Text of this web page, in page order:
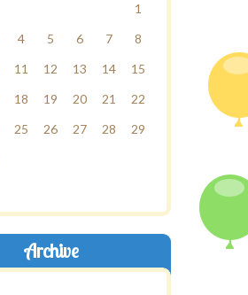
1
4 5 6 7
8
11 12 13 14
15
18 19 20 21
22
25 26 27 28
29
Archive